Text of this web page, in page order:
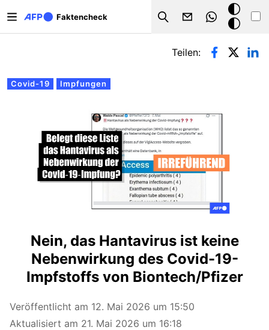
Faktencheck
Search
Dark
Mode
Primäre Reiter
Covid-19 Impfungen
Teilen:
Nein, das Hantavirus ist keine
Nebenwirkung des Covid-19-
Impfstoffs von Biontech/Pfizer
Veröffentlicht am 12. Mai 2026 um 15:50
Aktualisiert am 21. Mai 2026 um 16:18